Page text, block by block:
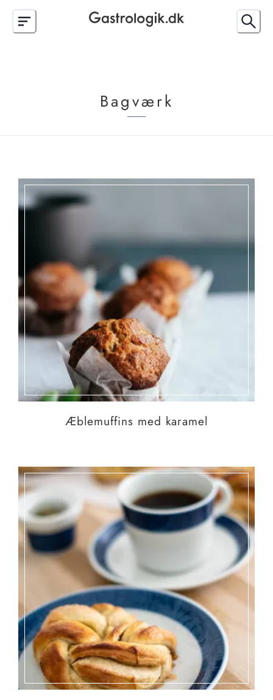
Bagværk
Æblemuffins med karamel